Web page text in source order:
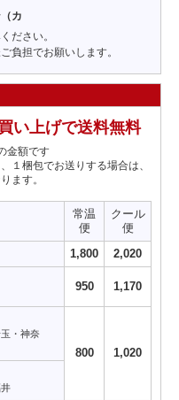
カ
ださい。
負担でお願いします。
い上げで送料無料
金額です
１梱包でお送りする場合は、
ます。
常温
便
クール
便
1,800 2,020
950 1,170
・神奈
800 1,020